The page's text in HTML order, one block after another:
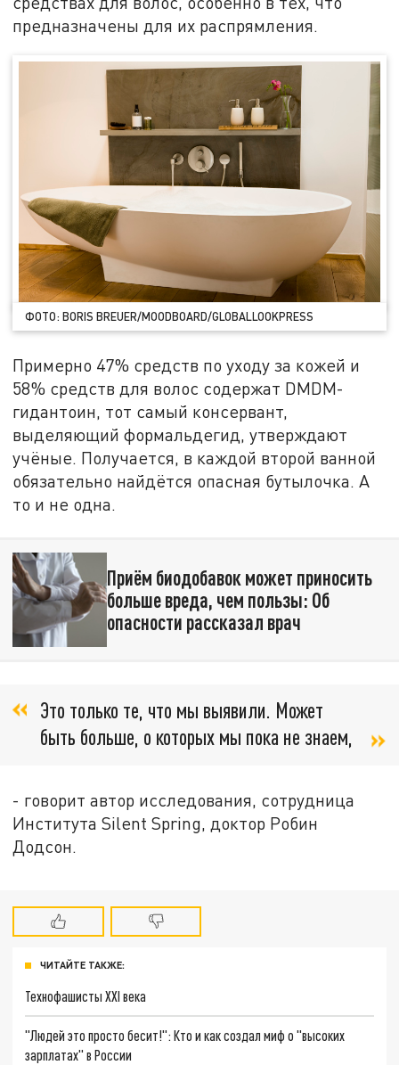
предназначены для их распрямления.
ФОТО: BORIS BREUER/MOODBOARD/GLOBALLOOKPRESS
Примерно 47% средств по уходу за кожей и
58% средств для волос содержат DMDM-
гидантоин, тот самый консервант,
выделяющий формальдегид, утверждают
учёные. Получается, в каждой второй ванной
обязательно найдётся опасная бутылочка. А
то и не одна.
Приём биодобавок может приносить
больше вреда, чем пользы: Об
опасности рассказал врач
Это только те, что мы выявили. Может
быть больше, о которых мы пока не знаем,
- говорит автор исследования, сотрудница
Института Silent Spring, доктор Робин
Додсон.
ЧИТАЙТЕ ТАКЖЕ:
Технофашисты XXI века
"Людей это просто бесит!": Кто и как создал миф о "высоких
зарплатах" в России